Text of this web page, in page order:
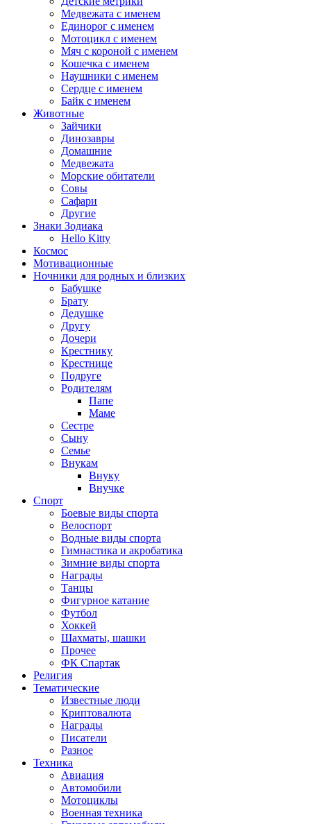
Медвежата с именем
Единорог с именем
Мотоцикл с именем
Мяч с короной с именем
Кошечка с именем
Наушники с именем
Сердце с именем
Байк с именем
Животные
Зайчики
Динозавры
Домашние
Медвежата
Морские обитатели
Совы
Сафари
Другие
Знаки Зодиака
Hello Kitty
Космос
Мотивационные
Ночники для родных и близких
Бабушке
Брату
Дедушке
Другу
Дочери
Крестнику
Крестнице
Подруге
Родителям
Папе
Маме
Сестре
Сыну
Семье
Внукам
Внуку
Внучке
Спорт
Боевые виды спорта
Велоспорт
Водные виды спорта
Гимнастика и акробатика
Зимние виды спорта
Награды
Танцы
Фигурное катание
Футбол
Хоккей
Шахматы, шашки
Прочее
ФК Спартак
Религия
Тематические
Известные люди
Криптовалюта
Награды
Писатели
Разное
Техника
Авиация
Автомобили
Мотоциклы
Военная техника